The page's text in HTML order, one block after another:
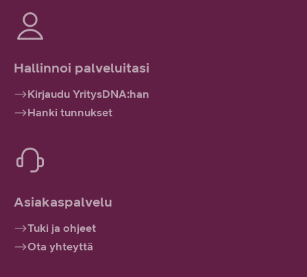
Hallinnoi palveluitasi
Kirjaudu YritysDNA:han
Hanki tunnukset
Asiakaspalvelu
Tuki ja ohjeet
Ota yhteyttä